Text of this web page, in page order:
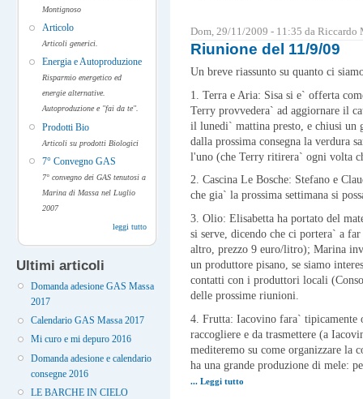
Montignoso
Articolo
Articoli generici.
Energia e Autoproduzione
Risparmio energetico ed
energie alternative.
Autoproduzione e "fai da te".
Prodotti Bio
Articoli su prodotti Biologici
7° Convegno GAS
7° convegno dei GAS tenutosi a
Marina di Massa nel Luglio
2007
leggi tutto
Ultimi articoli
Domanda adesione GAS Massa
2017
Calendario GAS Massa 2017
Mi curo e mi depuro 2016
Domanda adesione e calendario
consegne 2016
LE BARCHE IN CIELO
Dom, 29/11/2009 - 11:35 da Riccardo
Riunione del 11/9/09
Un breve riassunto su quanto ci
1. Terra e Aria: Sisa si e` offerta
Terry provvedera` ad aggiornare il
il lunedi` mattina presto, e chiusi un
dalla prossima consegna la verdura
l'uno (che Terry ritirera` ogni volta
2. Cascina Le Bosche: Stefano e
che gia` la prossima settimana si
3. Olio: Elisabetta ha portato del
si serve, dicendo che ci portera` a
altro, prezzo 9 euro/litro); Marina
un produttore pisano, se siamo
contatti con i produttori locali
delle prossime riunioni.
4. Frutta: Iacovino fara`
raccogliere e da trasmettere (a
mediteremo su come organizzare la
ha una grande produzione di mele:
... Leggi tutto